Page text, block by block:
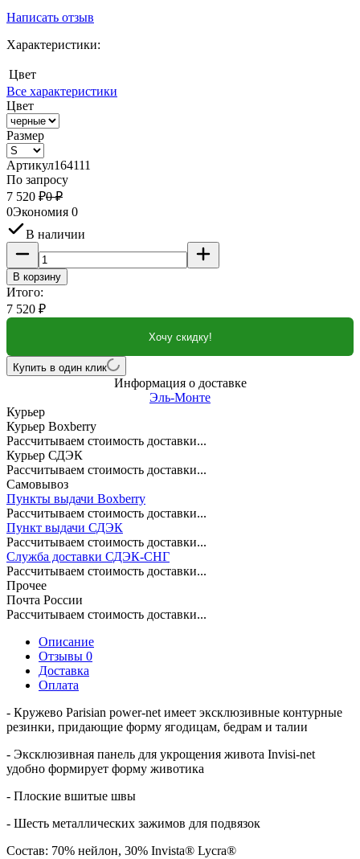
Написать отзыв
Характеристики:
Цвет
Все характеристики
Цвет
Размер
Артикул164111
По запросу
7 520 ₽0 ₽
0Экономия 0
В наличии
В корзину
Итого:
7 520 ₽
Хочу скидку!
Купить в один клик
Информация о доставке
Эль-Монте
Курьер
Курьер Boxberry
Рассчитываем стоимость доставки...
Курьер СДЭК
Рассчитываем стоимость доставки...
Самовывоз
Пункты выдачи Boxberry
Рассчитываем стоимость доставки...
Пункт выдачи СДЭК
Рассчитываем стоимость доставки...
Служба доставки СДЭК-СНГ
Рассчитываем стоимость доставки...
Прочее
Почта России
Рассчитываем стоимость доставки...
Описание
Отзывы 0
Доставка
Оплата
- Кружево Parisian power-net имеет эксклюзивные контурные
резинки, придающие форму ягодицам, бедрам и талии
- Эксклюзивная панель для укрощения живота Invisi-net
удобно формирует форму животика
- Плоские вшитые швы
- Шесть металлических зажимов для подвязок
Состав: 70% нейлон, 30% Invista® Lycra®